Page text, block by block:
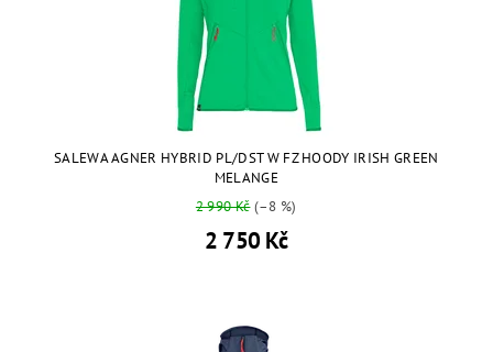
SALEWA AGNER HYBRID PL/DST W FZ HOODY IRISH GREEN
MELANGE
2 990 Kč(–8 %)
2 750 Kč